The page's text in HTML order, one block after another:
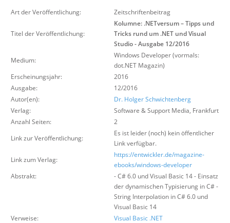
Suche
Art der Veröffentlichung: Zeitschriftenbeitrag
Titel der Veröffentlichung:
Kolumne: .NETversum – Tipps und
Tricks rund um .NET und Visual
Studio - Ausgabe 12/2016
Medium:
Windows Developer (vormals:
dot.NET Magazin)
Erscheinungsjahr:
2016
Ausgabe:
12/2016
Autor(en):
Dr. Holger Schwichtenberg
Verlag:
Software & Support Media, Frankfurt
Anzahl Seiten:
2
Link zur Veröffentlichung:
Es ist leider (noch) kein öffentlicher
Link verfügbar.
Link zum Verlag:
https://entwickler.de/magazine-
ebooks/windows-developer
Abstrakt:
- C# 6.0 und Visual Basic 14 - Einsatz
der dynamischen Typisierung in C# -
String Interpolation in C# 6.0 und
Visual Basic 14
Verweise:
Visual Basic .NET